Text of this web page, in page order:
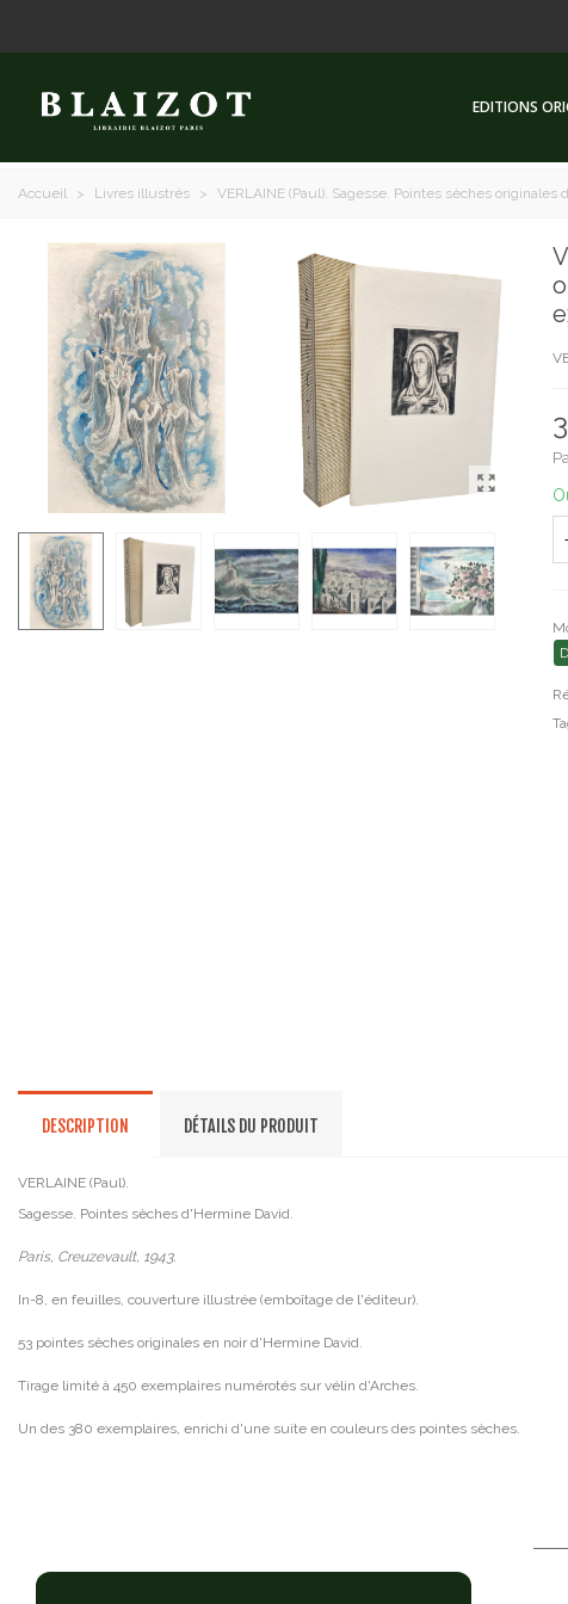
EDITIONS
Accueil > Livres illustrés > VERLAINE (Paul). Sagesse. Pointes sèches
-
DESCRIPTION DÉTAILS DU PRODUIT
VERLAINE (Paul).
Sagesse. Pointes sèches d'Hermine David.
Paris, Creuzevault, 1943.
In-8, en feuilles, couverture illustrée (emboîtage de l'éditeur).
53 pointes sèches originales en noir d'Hermine David.
Tirage limité à 450 exemplaires numérotés sur vélin d'Arches.
Un des 380 exemplaires, enrichi d'une suite en couleurs des pointes sèches.